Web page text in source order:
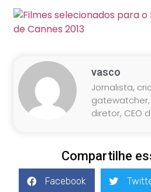
vasco
Jornalista,
diretor, CEO
Compartilhe
Facebook